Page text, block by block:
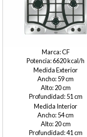
CF
6620
Medida Exterior
59
20
51
Medida Interior
54
20
41